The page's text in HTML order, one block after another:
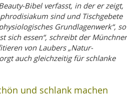
Bibel verfasst, in der er zeigt,
sind und Tischgebete
Grundlagenwerk“, so
sich essen“, schreibt der Münchner
von Laubers „Natur-
auch gleichzeitig für schlanke
und schlank machen